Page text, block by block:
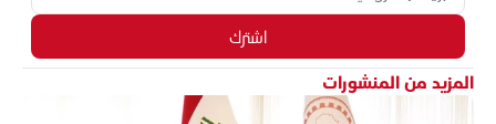
اشترك
المزيد من المنشورات